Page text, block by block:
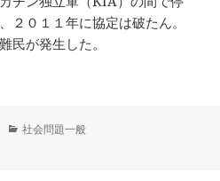
２０１１年に協定は破たん。
民が発生した。
『民主化』は本当か！？ ヤンゴ
カ
社会問題一般
当か！？ ヤンゴンで生活してみた ９ に